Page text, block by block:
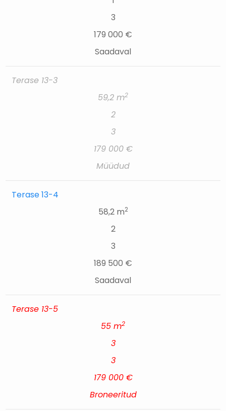
3
179 000 €
Saadaval
Terase 13-3
59,2 m2
2
3
179 000 €
Müüdud
Terase 13-4
58,2 m2
2
3
189 500 €
Saadaval
Terase 13-5
55 m2
3
3
179 000 €
Broneeritud